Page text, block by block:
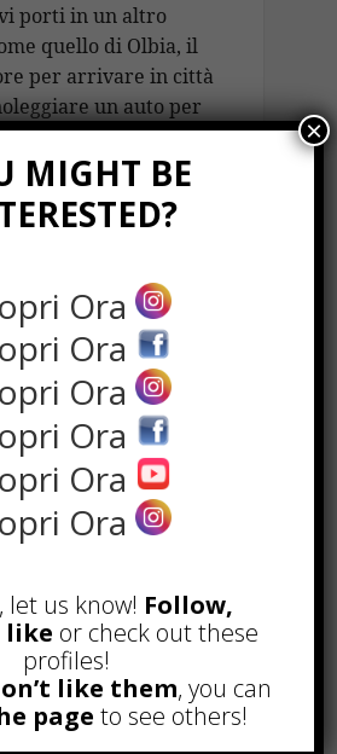
porti in un altro
quello di Olbia, il
per arrivare in città
un auto per
in tutta la
innoleggio
agenzie come
Autonoleggio, che
dei clienti
qualità, controllate
al fine di garantire
possibile.
Cagliari da Olbia o
si possono anche
dei bagagli e degli
consigliamo di
un auto proprio per
della vacanza.
MIGHT BE
Ora
Ora
Ora
Ora
Ora
Ora
let us know! Follow,
like or check out these
profiles!
like them, you can
page to see others!
×